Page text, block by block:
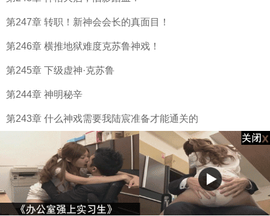
第247章 转职！新神会会长的真面目！
第246章 横推地狱难度克苏鲁神戏！
第245章 下级虚神·克苏鲁
第244章 神明秘辛
第243章 什么神戏需要我陆宸准备才能通关的